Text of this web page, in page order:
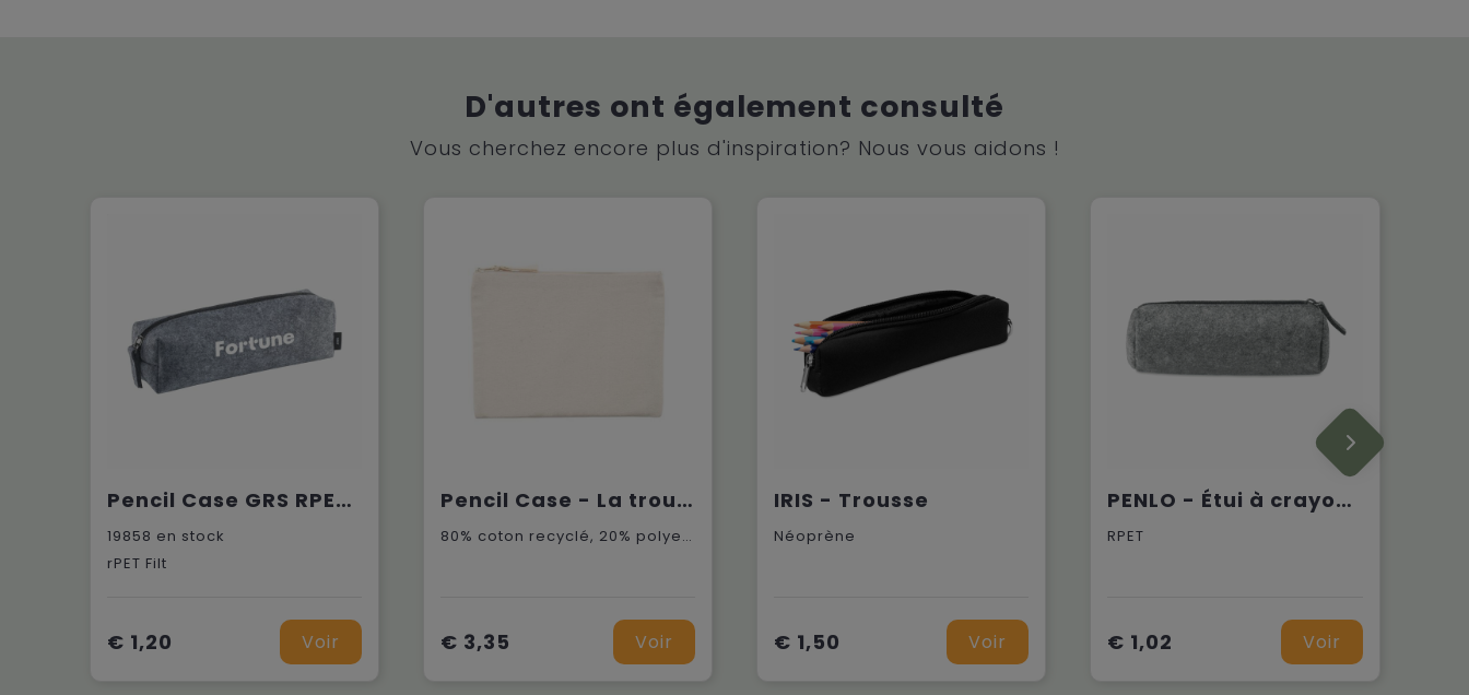
D'autres ont également consulté
Vous cherchez encore plus d'inspiration? Nous vous aidons !
Pencil Case GRS RPET Felt trousse à crayons
19858 en stock
rPET Filt
€ 1,20 Voir
Pencil Case - La trousse tissée
80% coton recyclé, 20% polyester recyclé
€ 3,35 Voir
IRIS - Trousse
Néoprène
€ 1,50 Voir
PENLO - Étui à crayons en feutre
RPET
€ 1,02 Voir